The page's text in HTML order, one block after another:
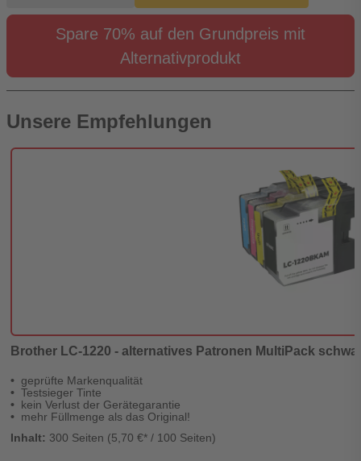
Spare 70% auf den Grundpreis mit
Alternativprodukt
Unsere Empfehlungen
Brother LC-1220 - alternatives Patronen MultiPack
geprüfte Markenqualität
Testsieger Tinte
kein Verlust der Gerätegarantie
mehr Füllmenge als das Original!
Inhalt: 300 Seiten (5,70 €* / 100 Seiten)